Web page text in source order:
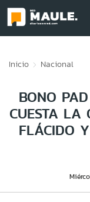
Inicio Nacional
BONO
CUESTA LA
FLÁCIDO